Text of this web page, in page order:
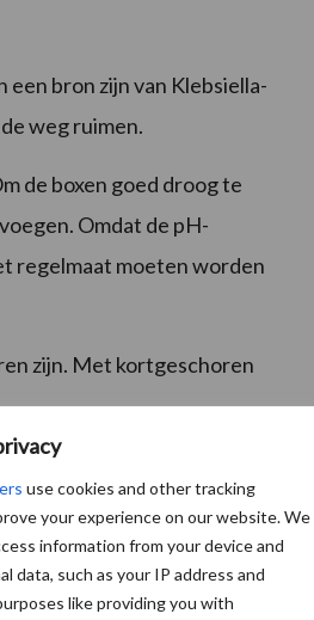
use cookies and other tracking
your experience on our website. We
information from your device and
data, such as your IP address and
like providing you with
bron zijn van Klebsiella-
weg ruimen.
de boxen goed droog te
Omdat de pH-
regelmaat moeten worden
zijn. Met kortgeschoren
schaduwplekken en
aan het vreten met smakelijk